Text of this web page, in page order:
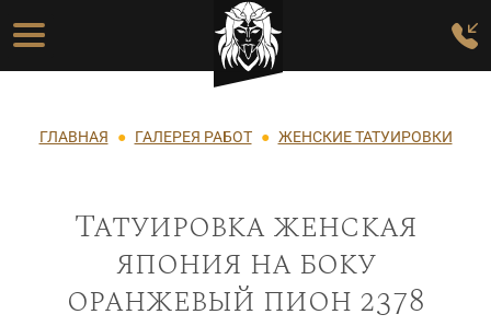
Перейти к основному содержанию
Основная навигация
Строка навигации
ГЛАВНАЯ ГАЛЕРЕЯ РАБОТ ЖЕНСКИЕ ТАТУИРОВКИ
Татуировка женская
япония на боку
оранжевый пион 2378